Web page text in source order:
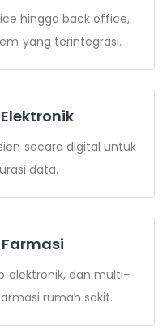
hingga back office,
yang terintegrasi.
secara digital untuk
data.
elektronik, dan multi-
rumah sakit.